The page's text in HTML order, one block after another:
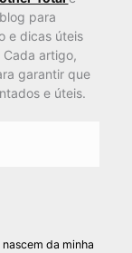
para
e dicas úteis
artigo,
garantir que
e úteis.
da minha